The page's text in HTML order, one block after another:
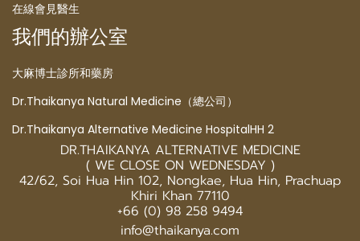
在線會見醫生
我們的辦公室
大麻博士診所和藥房
Dr.Thaikanya Natural Medicine（總公司）
Dr.Thaikanya Alternative Medicine HospitalHH 2
DR.THAIKANYA ALTERNATIVE MEDICINE
( WE CLOSE ON WEDNESDAY )
42/62, Soi Hua Hin 102, Nongkae, Hua Hin, Prachuap
Khiri Khan 77110
+66 (0) 98 258 9494
info@thaikanya.com